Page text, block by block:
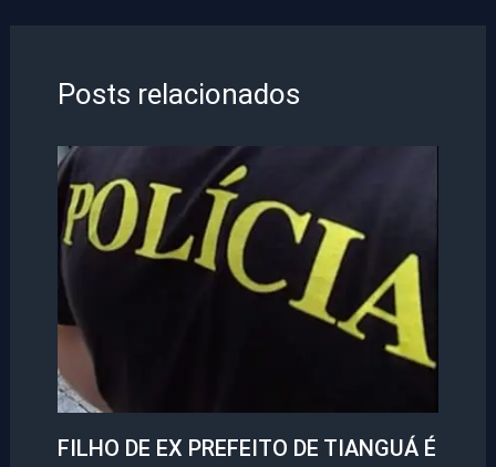
Posts relacionados
FILHO DE EX PREFEITO DE TIANGUÁ É